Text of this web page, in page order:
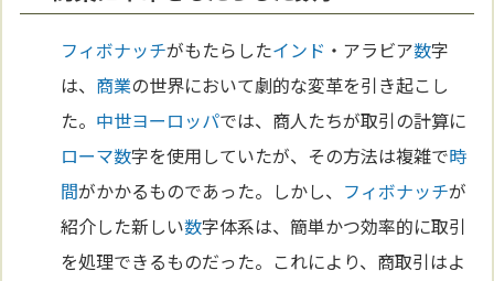
フィボナッチがもたらしたインド ・アラビア数字
は、 商業の世界において劇的な変革を引き起こし
た。 中世ヨーロッパでは、商人たちが取引の計算に
ローマ数字を使用していたが、その方法は複雑で時
間がかかるものであった。しかし、 フィボナッチが
紹介した新しい数字体系は、簡単かつ効率的に取引
を処理できるものだった。これにより、商取引はよ